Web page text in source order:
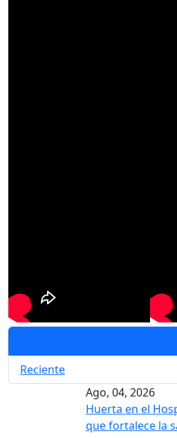
Reciente
Ago, 04, 2026
Huerta en el
que fortalece la